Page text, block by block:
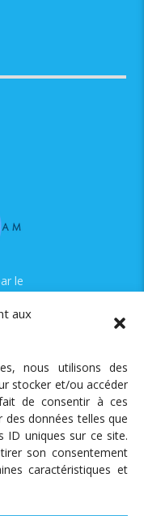
aux
nous utilisons des
stocker et/ou accéder
de consentir à ces
données telles que
ID uniques sur ce site.
son consentement
caractéristiques et
le
DES PROGRAMMES
RÉAL.